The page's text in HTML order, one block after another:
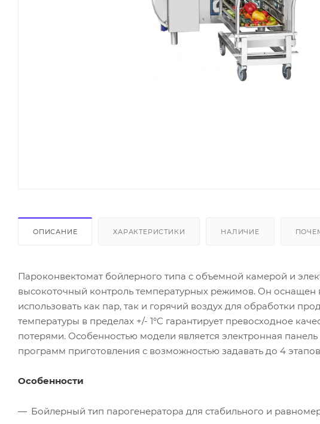
ОПИСАНИЕ ХАРАКТЕРИСТИКИ НАЛИЧИЕ
Пароконвектомат бойлерного типа с объемной камерой и
высокоточный контроль температурных режимов. Он
использовать как пар, так и горячий воздух для обработки
температуры в пределах +/- 1°C гарантирует превосходное
потерями. Особенностью модели является электронная
программ приготовления с возможностью задавать до 4
Особенности
Бойлерный тип парогенератора для стабильного и